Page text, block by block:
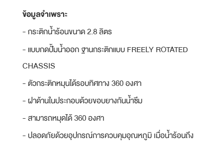
ข้อมูลจำเพราะ
- กระติกน้ำร้อนขนาด 2.8 ลิตร
- แบบกดปั้มน้ำออก ฐานกระติกแบบ FREELY ROTATED
CHASSIS
- ตัวกระติกหมุนได้รอบทิศทาง 360 องศา
- ฝาด้านในประกอบด้วยขอบยางกันน้ำซึม
- สามารถหมุดได้ 360 องศา
- ปลอดภัยด้วยอุปกรณ์การควบคุมอุณหภูมิ เมื่อน้ำร้อนถึง